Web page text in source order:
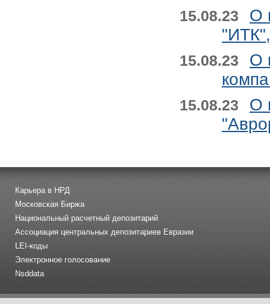
15.08.23
О
15.08.23
О
15.08.23
О
Карьера в НРД
Московская Биржа
Национальный расчетный депозитарий
Ассоциация центральных депозитариев Евразии
LEI-коды
Электронное голосование
Nsddata